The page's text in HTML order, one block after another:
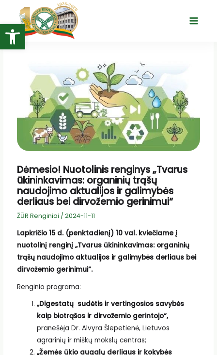
Open toolbar
turinio
Main
Dėmesio! Nuotolinis renginys „Tvarus
ūkininkavimas: organinių trąšų
naudojimo aktualijos ir galimybės
derliaus bei dirvožemio gerinimui“
ŽŪR Renginiai / 2024-11-11
Lapkričio 15 d. (penktadienį) 10 val. kviečiame į
nuotolinį renginį „Tvarus ūkininkavimas: organinių
trąšų naudojimo aktualijos ir galimybės derliaus bei
dirvožemio gerinimui“.
Renginio programa:
„Digestatų sudėtis ir vertingosios savybės
kaip biotrąšos ir dirvožemio gerintojo“,
pranešėja Dr. Alvyra Šlepetienė, Lietuvos
agrarinių ir miškų mokslų centras;
„Žemės ūkio augalų derliaus ir kokybės